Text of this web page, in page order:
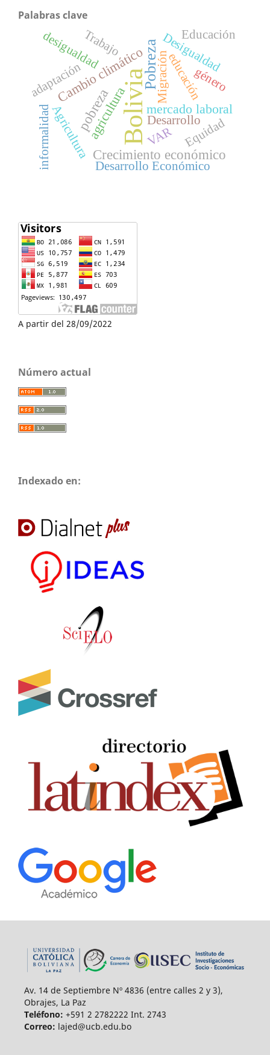
Palabras clave
Bolivia
Pobreza
pobreza
Crecimiento económico
Cambio climático
mercado laboral
agricultura
Desigualdad
Agricultura
educación
desigualdad
Migración
informalidad
Trabajo
Desarrollo
VAR
Educación
género
adaptación
Desarrollo Económico
Equidad
A partir del 28/09/2022
Número actual
Indexado en:
Av. 14 de Septiembre Nº 4836 (entre calles 2 y 3),
Obrajes, La Paz
Teléfono: +591 2 2782222 Int. 2743
Correo: lajed@ucb.edu.bo